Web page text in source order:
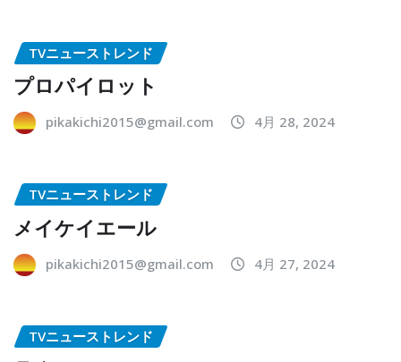
TVニューストレンド
プロパイロット
pikakichi2015@gmail.com 4月 28, 2024
TVニューストレンド
メイケイエール
pikakichi2015@gmail.com 4月 27, 2024
TVニューストレンド